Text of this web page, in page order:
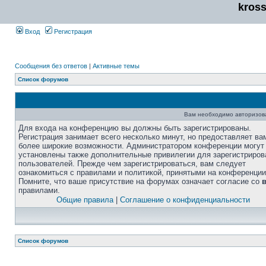
Вход Регистрация
Сообщения без ответов | Активные темы
Список форумов
Вам необходимо
Для входа на конференцию вы должны быть зарегистрированы.
Регистрация занимает всего несколько минут, но предоставляет
более широкие возможности. Администратором конференции
установлены также дополнительные привилегии для
пользователей. Прежде чем зарегистрироваться, вам следует
ознакомиться с правилами и политикой, принятыми на
Помните, что ваше присутствие на форумах означает согласие со
правилами.
Общие правила| Соглашение о конфиденциальности
Список форумов